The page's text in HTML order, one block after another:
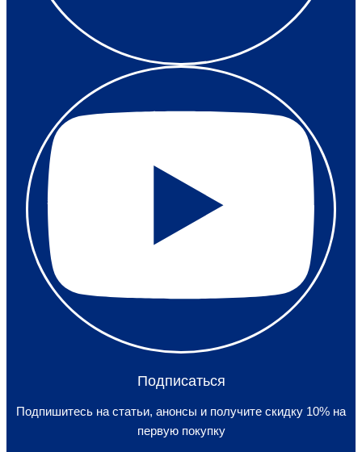
Подписаться
Подпишитесь на статьи, анонсы и получите скидку 10% на
первую покупку